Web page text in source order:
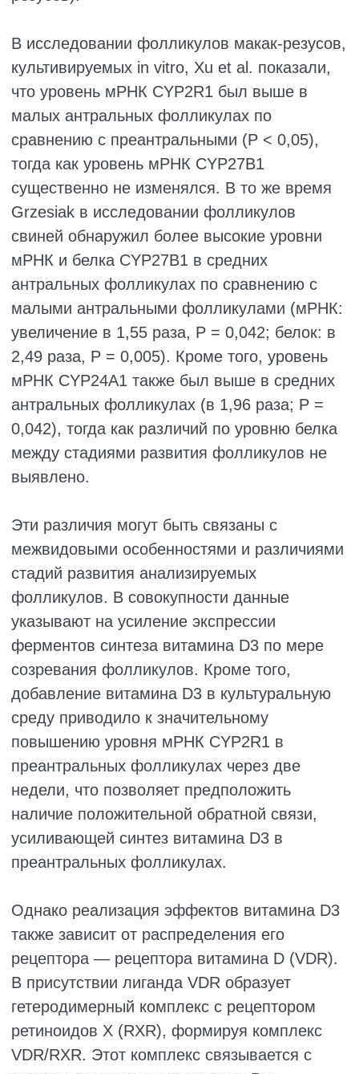
свою очередь, Grzesiak et al. обнаружили
малых антральных фолликулах свиней,
культивируемых in vitro, с последующим
постепенным снижением экспрессии по
мере развития фолликулов. Вероятно, это
связано с истощением витамина D3 в
условиях in vitro-культивирования.
Исследования показывают, что
концентрация витамина D3 способна
динамически регулировать количество
гетеродимерных комплексов VDR/RXR в
участках связывания VDR, тем самым влияя
на экспрессию самого рецептора. Однако
точные молекулярные механизмы этого
процесса пока остаются неясными.